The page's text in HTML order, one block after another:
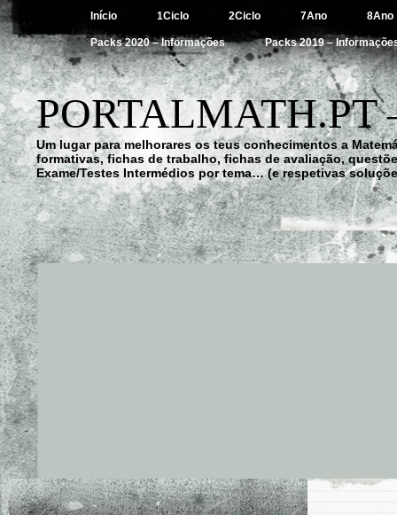
Início 1Ciclo 2Ciclo 7Ano 8Ano
Packs 2020 – Informações Packs 2019 –
Um lugar para melhorares os teus conhecimentos a
formativas, fichas de trabalho, fichas de avaliação,
Exame/Testes Intermédios por tema… (e respetivas